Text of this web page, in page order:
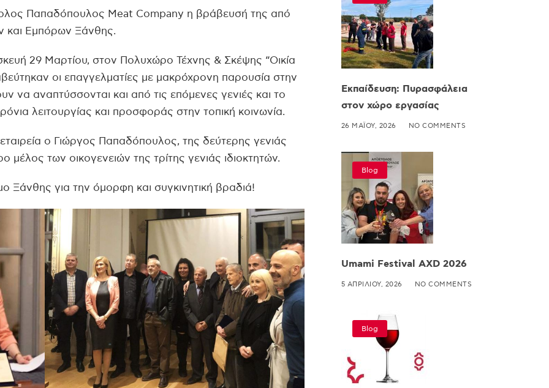
Παπαδόπουλος Meat Company η βράβευσή της από
και Εμπόρων Ξάνθης.
29 Μαρτίου, στον Πολυχώρο Τέχνης & Σκέψης “Οικία
οι επαγγελματίες με μακρόχρονη παρουσία στην
να αναπτύσσονται και από τις επόμενες γενιές και το
λειτουργίας και προσφοράς στην τοπική κοινωνία.
ο Γιώργος Παπαδόπουλος, της δεύτερης γενιάς
μέλος των οικογενειών της τρίτης γενιάς ιδιοκτητών.
Ξάνθης για την όμορφη και συγκινητική βραδιά!
Εκπαίδευση: Πυρασφάλεια
στον χώρο εργασίας
26 ΜΑΪ́ΟΥ, 2026 NO COMMENTS
Blog
Umami Festival AXD 2026
5 ΑΠΡΙΛΊΟΥ, 2026 NO COMMENTS
Blog